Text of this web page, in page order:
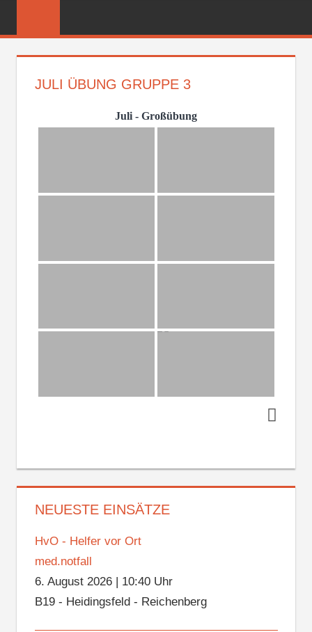
FEUERWEHR
JULI ÜBUNG GRUPPE 3
Juli - Großübung
NEUESTE EINSÄTZE
HvO - Helfer vor Ort
med.notfall
6. August 2026| 10:40 Uhr
B19 - Heidingsfeld - Reichenberg